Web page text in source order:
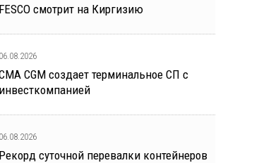
FESCO смотрит на Киргизию
06.08.2026
CGM создает терминальное СП с
инвесткомпанией
06.08.2026
Рекорд суточной перевалки контейнеров